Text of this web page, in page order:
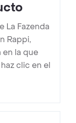
La Fazenda
Rappi,
la que
clic en el